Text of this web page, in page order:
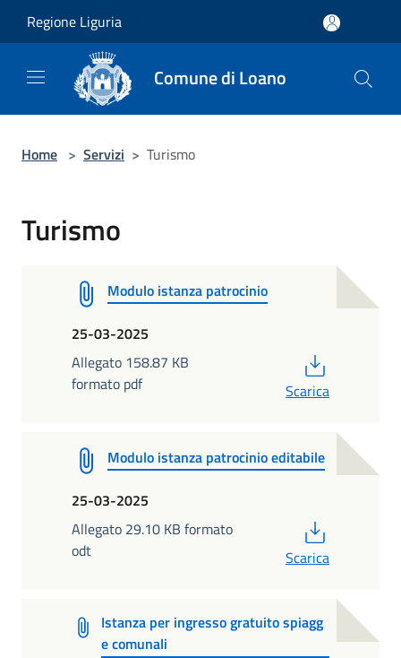
Regione Liguria
Comune di Loano
Home > Servizi > Turismo
Turismo
Modulo istanza patrocinio
25-03-2025
Allegato 158.87 KB
formato pdf
Scarica
Modulo istanza patrocinio editabile
25-03-2025
Allegato 29.10 KB formato
odt
Scarica
Istanza per ingresso gratuito spiagg
e comunali